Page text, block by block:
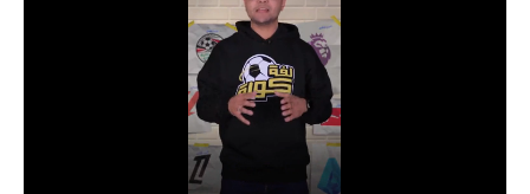
الدوري السعودي للمحترفين